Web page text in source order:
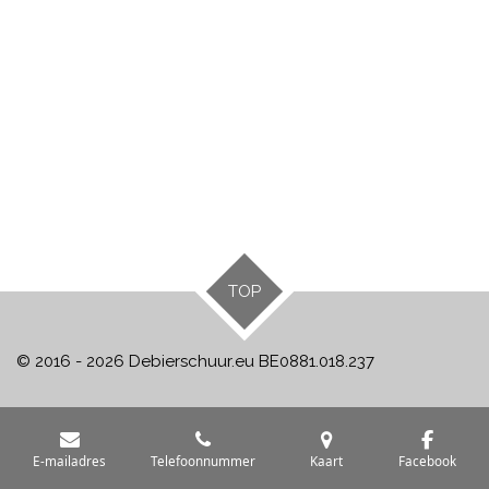
TOP
© 2016 - 2026 Debierschuur.eu BE0881.018.237
E-mailadres Telefoonnummer Kaart Facebook